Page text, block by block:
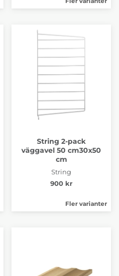
String 2-pack
väggavel 50 cm30x50
cm
String
900 kr
Fler varianter